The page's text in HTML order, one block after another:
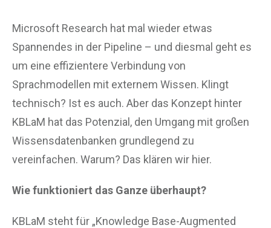
Microsoft Research hat mal wieder etwas
Spannendes in der Pipeline – und diesmal geht es
um eine effizientere Verbindung von
Sprachmodellen mit externem Wissen. Klingt
technisch? Ist es auch. Aber das Konzept hinter
KBLaM hat das Potenzial, den Umgang mit großen
Wissensdatenbanken grundlegend zu
vereinfachen. Warum? Das klären wir hier.
Wie funktioniert das Ganze überhaupt?
KBLaM steht für „Knowledge Base-Augmented